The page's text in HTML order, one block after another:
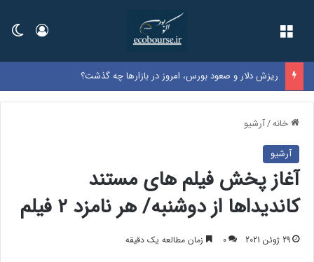
ورود
ریزش دلار و صعود بورس، امروز در بازارها چه گذشت؟
خانه/آرشیو
آرشیو
آغاز پخش فیلم های مستند
کاندیداها از دوشنبه/ هر نامزد 2 فیلم
29 ژوئن 2021 0 زمان مطالعه یک دقیقه